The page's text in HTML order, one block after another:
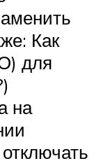
Как
для
на